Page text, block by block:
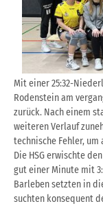
Mit einer 25:32-
Rodenstein am
zurück. Nach einem
weiteren Verlauf
technische Fehler, um
Die HSG erwischte
gut einer Minute mit
Barleben setzten in
suchten konsequent